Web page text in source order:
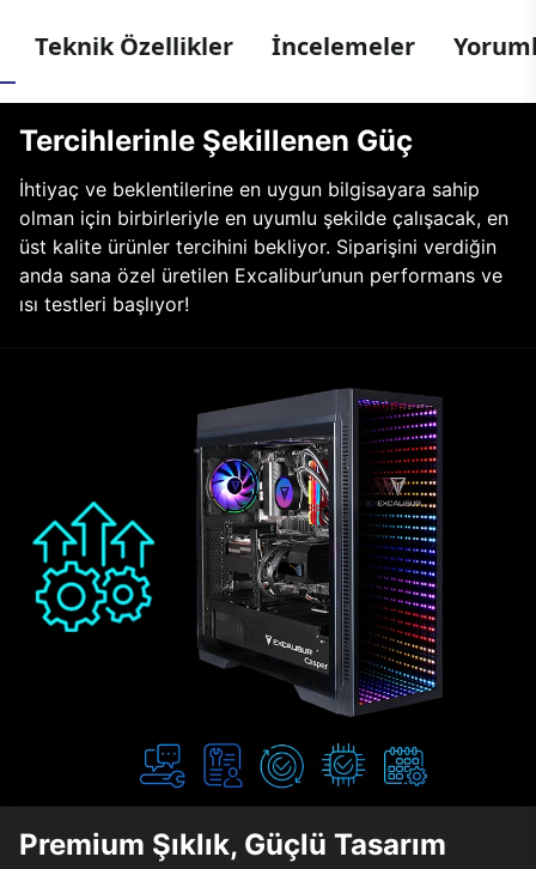
Teknik Özellikler İncelemeler
Tercihlerinle Şekillenen Güç
İhtiyaç ve beklentilerine en uygun bilgisayara sahip
olman için birbirleriyle en uyumlu şekilde çalışacak, en
üst kalite ürünler tercihini bekliyor. Siparişini verdiğin
anda sana özel üretilen Excalibur’unun performans ve
ısı testleri başlıyor!
Premium Şıklık, Güçlü Tasarım